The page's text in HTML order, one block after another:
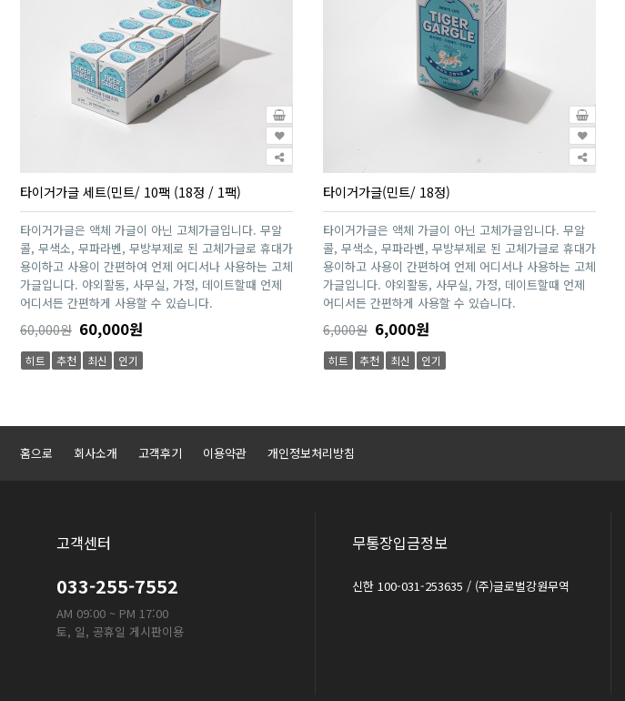
타이거가글 세트(민트/ 10팩 (18정 / 1팩)
타이거가글은 액체 가글이 아닌 고체가글입니다. 무알
콜, 무색소, 무파라벤, 무방부제로 된 고체가글로 휴대가
용이하고 사용이 간편하여 언제 어디서나 사용하는 고체
가글입니다. 야외활동, 사무실, 가정, 데이트할때 언제
어디서든 간편하게 사용할 수 있습니다.
60,000원 60,000원
히트 추천 최신 인기
타이거가글(민트/ 18정)
타이거가글은 액체 가글이 아닌 고체가글입니다. 무알
콜, 무색소, 무파라벤, 무방부제로 된 고체가글로 휴대가
용이하고 사용이 간편하여 언제 어디서나 사용하는 고체
가글입니다. 야외활동, 사무실, 가정, 데이트할때 언제
어디서든 간편하게 사용할 수 있습니다.
6,000원 6,000원
히트 추천 최신 인기
홈으로 회사소개 고객후기 이용약관 개인정보처리방침
고객센터
033-255-7552
AM 09:00 ~ PM 17:00
토, 일, 공휴일 게시판이용
무통장입금정보
신한 100-031-253635 / (주)글로벌강원무역